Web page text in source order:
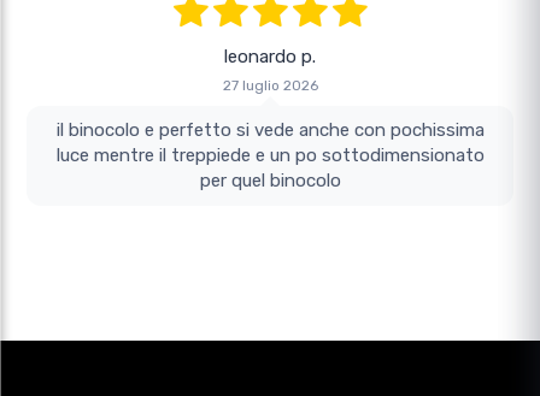
leonardo p.
27 luglio 2026
il binocolo e perfetto si vede anche con pochissima
luce mentre il treppiede e un po sottodimensionato
per quel binocolo